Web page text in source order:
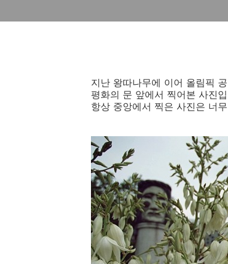
지난 왕따나무에 이어 올림픽
평화의 문 앞에서 찍어본 사진
항상 중앙에서 찍은 사진은 너